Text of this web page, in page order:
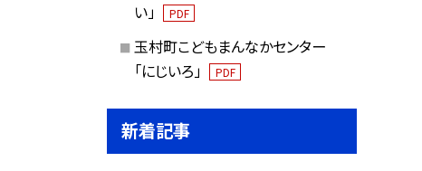
い」
PDF
玉村町こどもまんなかセンター
「にじいろ」
PDF
新着記事